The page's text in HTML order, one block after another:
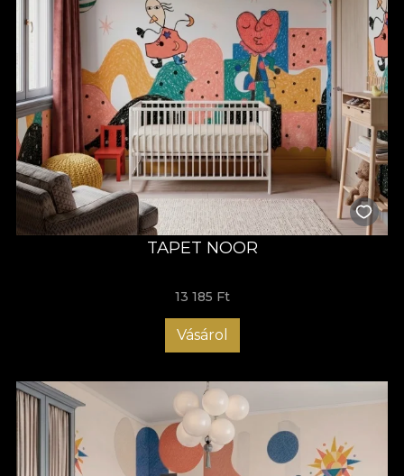
TAPET NOOR
13 185 Ft
Vásárol